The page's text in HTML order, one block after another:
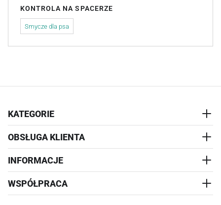
KONTROLA NA SPACERZE
Smycze dla psa
KATEGORIE
AKCESORIA
WYPRZEDAŻ
OBSŁUGA KLIENTA
REALIZACJA I WYSYŁKA
WYMIANA
INFORMACJE
KONTAKT
WSPÓŁPRACA